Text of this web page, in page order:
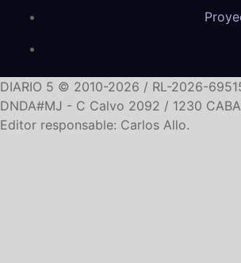
DIARIO 5 © 2010-2026 / RL-2026-
DNDA#MJ - C Calvo 2092 / 1230
Editor responsable: Carlos Allo.